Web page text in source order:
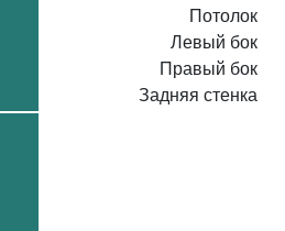
Потолок
Левый бок
Правый бок
Задняя стенка